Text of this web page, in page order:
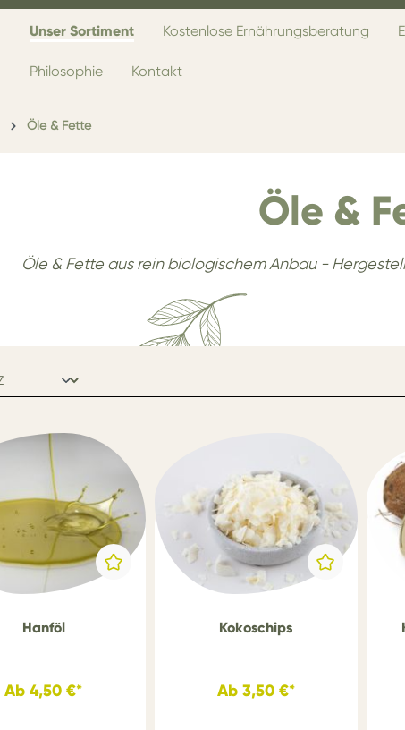
Unser Sortiment Kostenlose Ernährungsberatung
Philosophie Kontakt
Öle & Fette
Öle &
Öle & Fette aus rein biologischem Anbau -
Hanföl
Ab4,50 €*
Kokoschips
Ab 3,50 €*